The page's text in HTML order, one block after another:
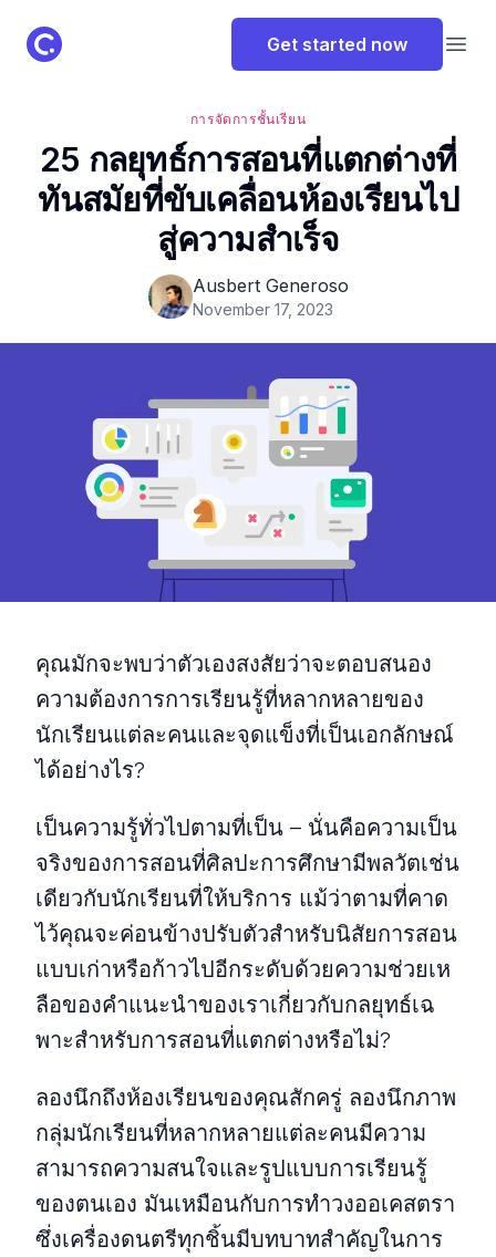
ClassPoint Logo Get started now
การจัดการชั้นเรียน
25 กลยุทธ์การสอนที่แตกต่างที่
ทันสมัยที่ขับเคลื่อนห้องเรียนไป
สู่ความสําเร็จ
Ausbert Generoso
November 17, 2023
คุณมักจะพบว่าตัวเองสงสัยว่าจะตอบสนอง
ความต้องการการเรียนรู้ที่หลากหลายของ
นักเรียนแต่ละคนและจุดแข็งที่เป็นเอกลักษณ์
ได้อย่างไร?
เป็นความรู้ทั่วไปตามที่เป็น – นั่นคือความเป็น
จริงของการสอนที่ศิลปะการศึกษามีพลวัตเช่น
เดียวกับนักเรียนที่ให้บริการ แม้ว่าตามที่คาด
ไว้คุณจะค่อนข้างปรับตัวสําหรับนิสัยการสอน
แบบเก่าหรือก้าวไปอีกระดับด้วยความช่วยเห
ลือของคําแนะนําของเราเกี่ยวกับกลยุทธ์เฉ
พาะสําหรับการสอนที่แตกต่างหรือไม่?
ลองนึกถึงห้องเรียนของคุณสักครู่ ลองนึกภาพ
กลุ่มนักเรียนที่หลากหลายแต่ละคนมีความ
สามารถความสนใจและรูปแบบการเรียนรู้
ของตนเอง มันเหมือนกับการทําวงออเคสตรา
ซึ่งเครื่องดนตรีทุกชิ้นมีบทบาทสําคัญในการ